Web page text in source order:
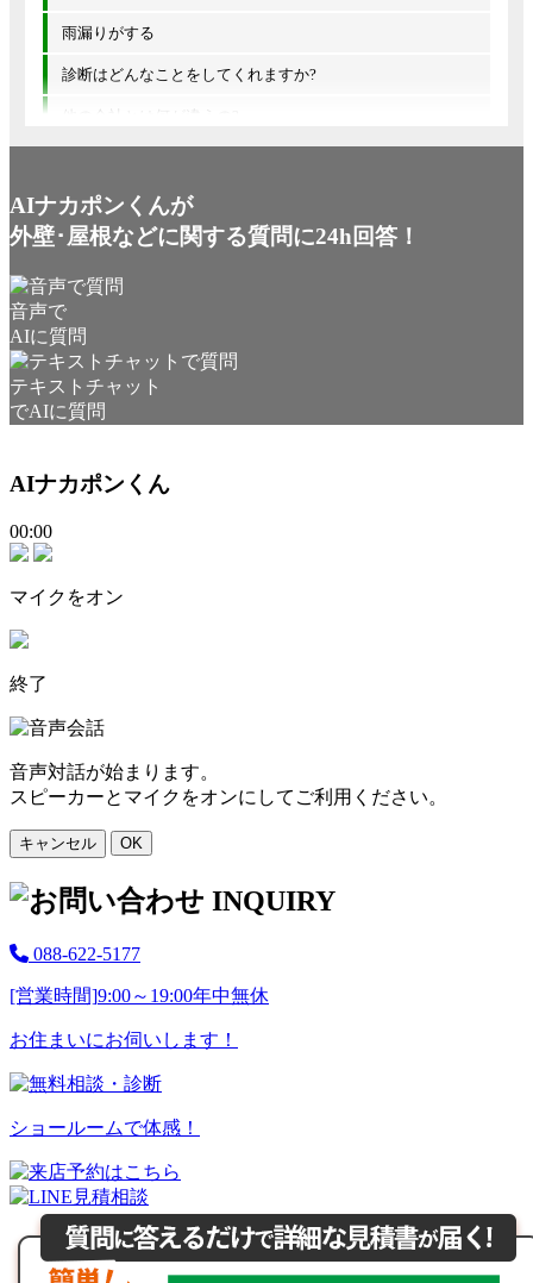
雨漏りがする
診断はどんなことをしてくれますか?
他の会社とは何が違うの?
AIナカポンくんが
外壁･屋根などに関する質問に24h回答！
音声で
AIに質問
テキストチャット
でAIに質問
AIナカポンくん
00:00
マイクをオン
終了
音声対話が始まります。
スピーカーとマイクをオンにしてご利用ください。
キャンセル OK
088-622-5177
[営業時間]9:00～19:00年中無休
お住まいにお伺いします！
ショールームで体感！